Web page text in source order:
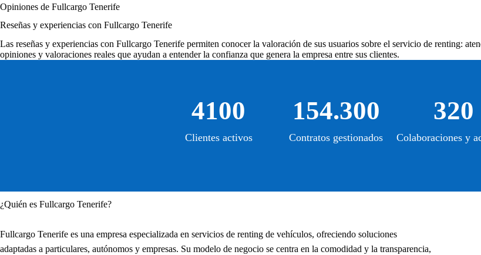
Opiniones de Fullcargo Tenerife
Reseñas y experiencias con Fullcargo Tenerife
Las reseñas y experiencias con Fullcargo Tenerife permiten conocer la valoración de sus usuarios sobre el servicio de renting:
opiniones y valoraciones reales que ayudan a entender la confianza que genera la empresa entre sus clientes.
4100
Clientes activos
154.300
Contratos gestionados
320
Colaboraciones y
¿Quién es Fullcargo Tenerife?
Fullcargo Tenerife es una empresa especializada en servicios de renting de vehículos, ofreciendo soluciones
adaptadas a particulares, autónomos y empresas. Su modelo de negocio se centra en la comodidad y la transparencia,